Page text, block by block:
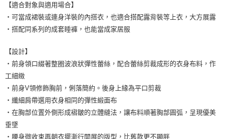
【適合對象與適用場合】
・可當成裙裝或連身洋裝的內搭衣，也適合搭配露背裝等上衣，大方展露
・搭配同系列的成套睡褲，也能當成家居服
【設計】
・前身領口綴著整圈波浪狀彈性蕾絲，配合蕾絲剪裁成形的衣身布料，作
工細緻
・前身V領修飾胸前，俐落簡約。後身上緣為平口剪裁
・纖細肩帶選用衣身相同的彈性緞面布
・在胸部位置外側形成褶皺的立體縫法，讓布料順著胸部圓弧，呈現優美
垂墜
・腰身微收束再朝衣擺漸行開展的版型，比舊款更不顯胖